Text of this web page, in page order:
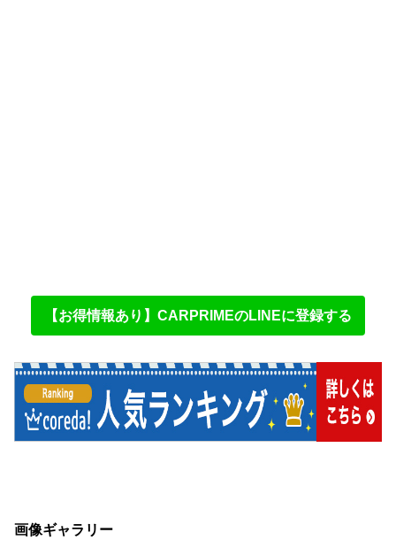
【お得情報あり】CARPRIMEのLINEに登録する
画像ギャラリー